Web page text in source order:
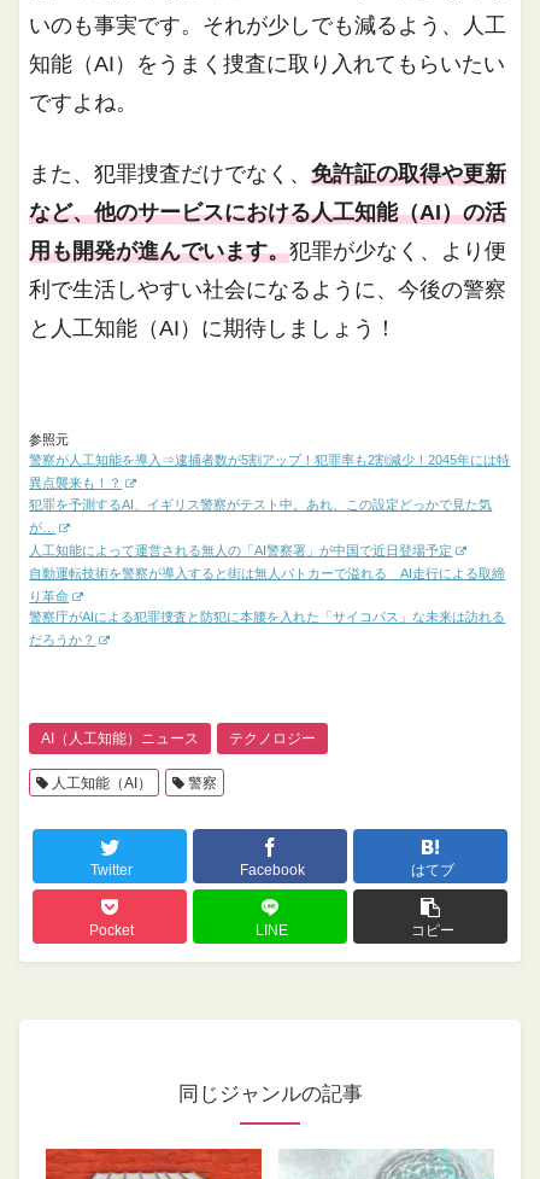
いのも事実です。それが少しでも減るよう、人工
知能（AI）をうまく捜査に取り入れてもらいたい
ですよね。
また、犯罪捜査だけでなく、免許証の取得や更新
など、他のサービスにおける人工知能（AI）の活
用も開発が進んでいます。犯罪が少なく、より便
利で生活しやすい社会になるように、今後の警察
と人工知能（AI）に期待しましょう！
参照元
警察が人工知能を導入⇒逮捕者数が5割アップ！犯罪率も2割減少！2045年には特
異点襲来も！？
犯罪を予測するAI、イギリス警察がテスト中。あれ、この設定どっかで見た気
が…
人工知能によって運営される無人の「AI警察署」が中国で近日登場予定
自動運転技術を警察が導入すると街は無人パトカーで溢れる AI走行による取締
り革命
警察庁がAIによる犯罪捜査と防犯に本腰を入れた「サイコパス」な未来は訪れる
だろうか？
AI（人工知能）ニュース テクノロジー
人工知能（AI） 警察
Twitter Facebook はてブ
Pocket LINE コピー
同じジャンルの記事